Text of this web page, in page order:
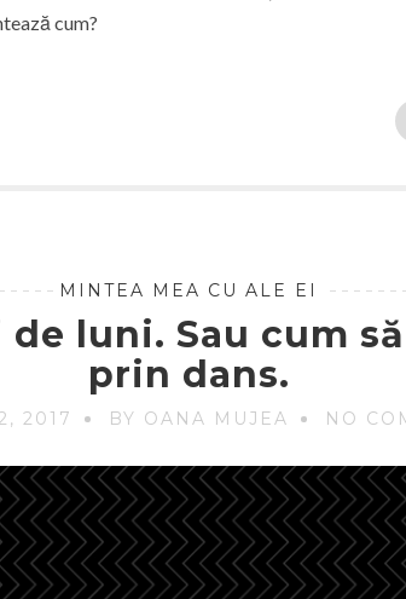
cum?
MINTEA MEA CU ALE EI
luni. Sau cum
prin dans.
2017 BY OANA MUJEA NO